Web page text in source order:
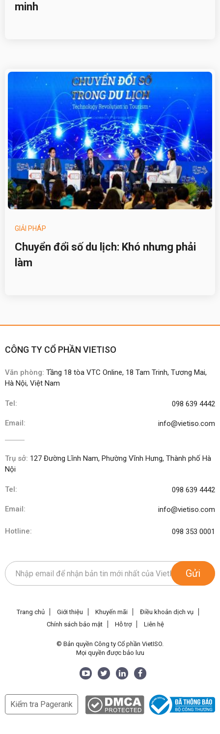
minh
GIẢI PHÁP
Chuyển đổi số du lịch: Khó nhưng phải
làm
CÔNG TY CỔ PHẦN VIETISO
Văn phòng: Tầng 18 tòa VTC Online, 18 Tam Trinh, Tương Mai,
Hà Nội, Việt Nam
Tel: 098 639 4442
Email: info@vietiso.com
Trụ sở: 127 Đường Lĩnh Nam, Phường Vĩnh Hưng, Thành phố Hà
Nội
Tel: 098 639 4442
Email: info@vietiso.com
Hotline: 098 353 0001
Gửi
Trang chủ Giới thiệu Khuyến mãi
Điều khoản dịch vụ
Chính sách bảo mật
Hỗ trợ Liên hệ
© Bản quyền Công ty Cổ phần VietISO.
Mọi quyền được bảo lưu
Kiểm tra Pagerank